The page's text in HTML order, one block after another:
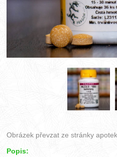
Obrázek převzat ze stránky
Popis: